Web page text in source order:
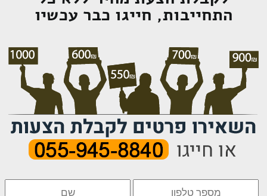
התחייבות, חייגו כבר עכשיו